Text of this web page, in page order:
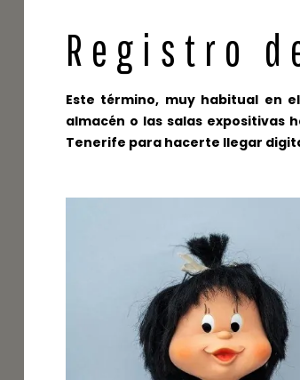
Registro
Este término, muy habitual en
almacén o las salas expositivas
Tenerife para hacerte llegar